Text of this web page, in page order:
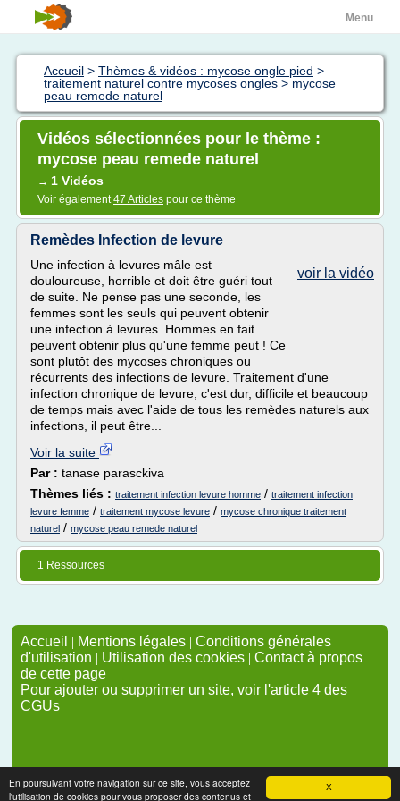
X
En poursuivant votre navigation sur ce site, vous acceptez
l'utilisation de cookies pour vous proposer des contenus et
Menu
Accueil > Thèmes & vidéos : mycose ongle pied >
traitement naturel contre mycoses ongles > mycose
peau remede naturel
Vidéos sélectionnées pour le thème :
mycose peau remede naturel
→ 1 Vidéos
Voir également47 Articles pour ce thème
Remèdes Infection de levure
voir la vidéo
Une infection à levures mâle est
douloureuse, horrible et doit être guéri tout
de suite. Ne pense pas une seconde, les
femmes sont les seuls qui peuvent obtenir
une infection à levures. Hommes en fait
peuvent obtenir plus qu'une femme peut ! Ce
sont plutôt des mycoses chroniques ou
récurrents des infections de levure. Traitement d'une
infection chronique de levure, c'est dur, difficile et beaucoup
de temps mais avec l'aide de tous les remèdes naturels aux
infections, il peut être...
Voir la suite
Par : tanase parasckiva
Thèmes liés : traitement infection levure homme / traitement infection
levure femme / traitement mycose levure / mycose chronique traitement
naturel / mycose peau remede naturel
1 Ressources
Accueil | Mentions légales | Conditions générales
d'utilisation | Utilisation des cookies | Contact à propos
de cette page
Pour ajouter ou supprimer un site, voir l'article 4 des
CGUs